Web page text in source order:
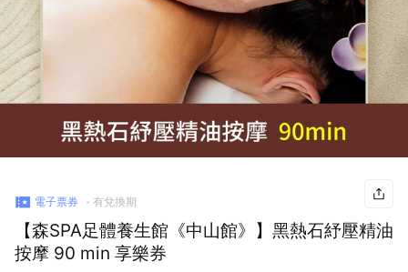
電子票券 有兌換期
【森SPA足體養生館《中山館》】黑熱石紓壓精油
按摩 90 min 享樂券